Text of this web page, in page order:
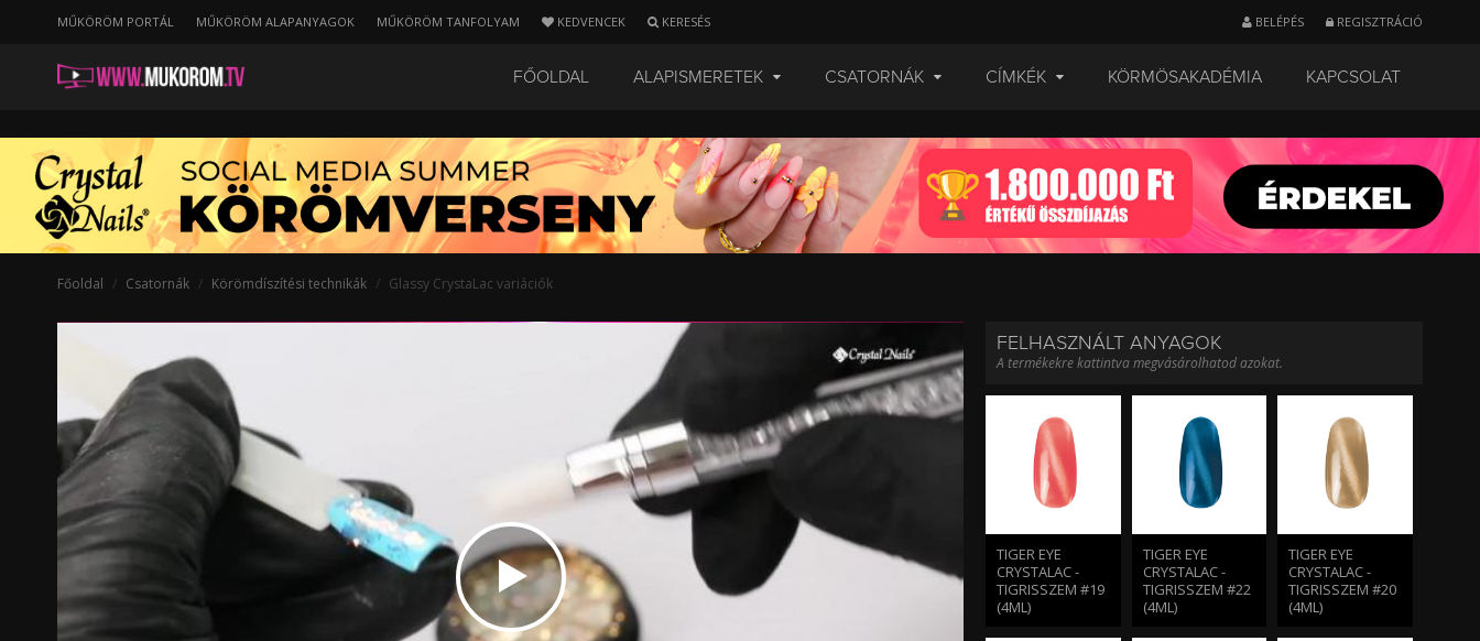
MŰKÖRÖM PORTÁL MŰKÖRÖM ALAPANYAGOK MŰKÖRÖM TANFOLYAM KEDVENCEK KERESÉS BELÉPÉS REGISZTRÁCIÓ
FŐOLDAL ALAPISMERETEK CSATORNÁK CÍMKÉK KÖRMÖSAKADÉMIA KAPCSOLAT
Főoldal Csatornák Körömdíszítési technikák Glassy CrystaLac variációk
FELHASZNÁLT ANYAGOK
A termékekre kattintva megvásárolhatod azokat.
TIGER EYE
CRYSTALAC -
TIGRISSZEM #19
(4ML)
TIGER EYE
CRYSTALAC -
TIGRISSZEM #22
(4ML)
TIGER EYE
CRYSTALAC -
TIGRISSZEM #20
(4ML)